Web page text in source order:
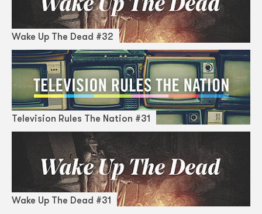
Wake Up The Dead #32
Television Rules The Nation #31
Wake Up The Dead #31